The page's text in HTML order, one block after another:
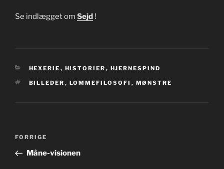
Se indlægget om Sejd !
KATEGORIER
HEXERIE , HISTORIER , HJERNESPIND
TAGS
BILLEDER , LOMMEFILOSOFI , MØNSTRE
Indlægsnavigation
Forrige
indlæg
FORRIGE
Måne-visionen